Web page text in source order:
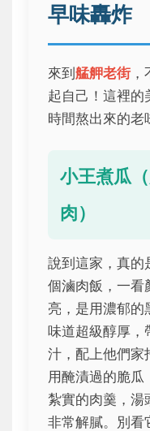
早味轟炸
來到艋舺老街
起自己！這裡的
時間熬出來的老
小王煮瓜
肉）
說到這家，真的
個滷肉飯，一看
亮，是用濃郁的
味道超級醇厚，
汁，配上他們
用醃漬過的脆瓜
紮實的肉羹，湯
非常解膩。別看